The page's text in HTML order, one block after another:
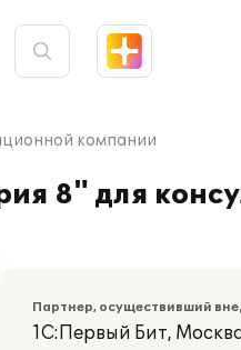
компании
8" для
Партнер, осуществивший
1С:Первый Бит,